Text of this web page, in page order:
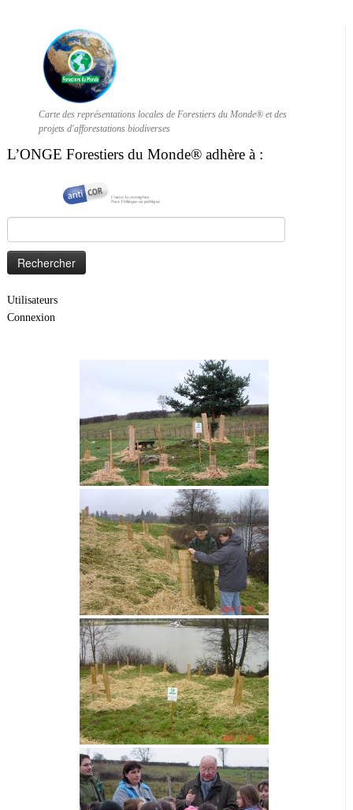
Carte des représentations locales de Forestiers du Monde® et des
projets d'afforestations biodiverses
L’ONGE Forestiers du Monde® adhère à :
Utilisateurs
Connexion